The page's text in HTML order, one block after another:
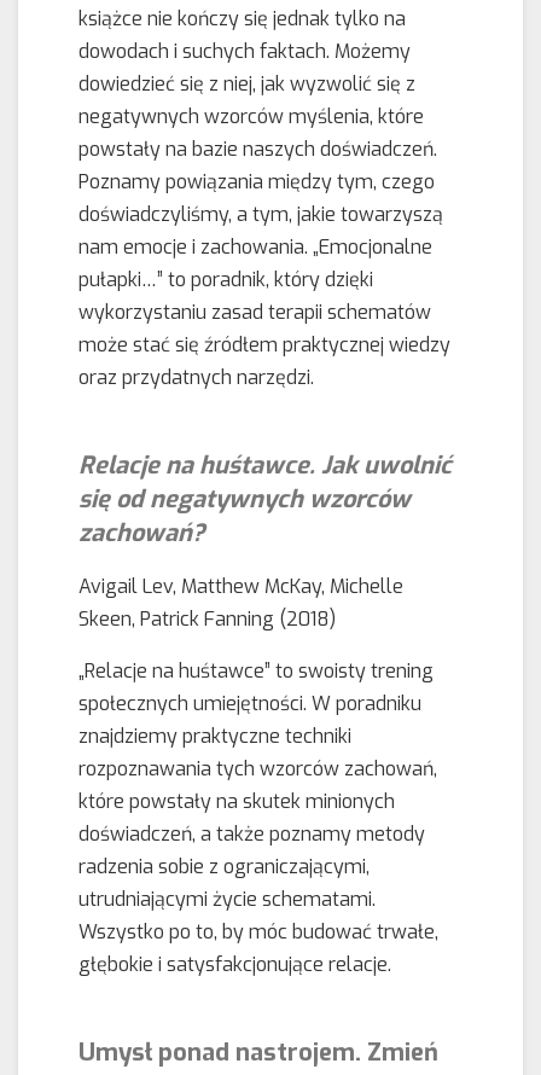
książce nie kończy się jednak tylko na
dowodach i suchych faktach. Możemy
dowiedzieć się z niej, jak wyzwolić się z
negatywnych wzorców myślenia, które
powstały na bazie naszych doświadczeń.
Poznamy powiązania między tym, czego
doświadczyliśmy, a tym, jakie towarzyszą
nam emocje i zachowania. „Emocjonalne
pułapki…” to poradnik, który dzięki
wykorzystaniu zasad terapii schematów
może stać się źródłem praktycznej wiedzy
oraz przydatnych narzędzi.
Relacje na huśtawce. Jak uwolnić
się od negatywnych wzorców
zachowań?
Avigail Lev, Matthew McKay, Michelle
Skeen, Patrick Fanning (2018)
„Relacje na huśtawce” to swoisty trening
społecznych umiejętności. W poradniku
znajdziemy praktyczne techniki
rozpoznawania tych wzorców zachowań,
które powstały na skutek minionych
doświadczeń, a także poznamy metody
radzenia sobie z ograniczającymi,
utrudniającymi życie schematami.
Wszystko po to, by móc budować trwałe,
głębokie i satysfakcjonujące relacje.
Umysł ponad nastrojem. Zmień